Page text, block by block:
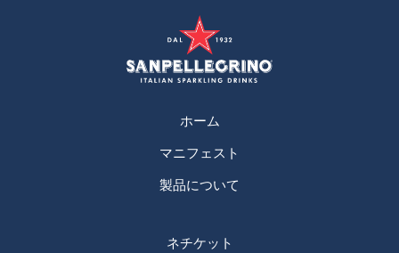
ホーム
マニフェスト
製品について
ネチケット